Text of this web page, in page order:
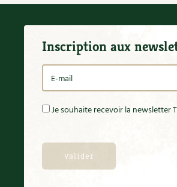
Paille
Panais
Parasite
Partenariat
Participatif
Patate douce
Pelouse
Inscription aux
Je souhaite recevoir la newsletter